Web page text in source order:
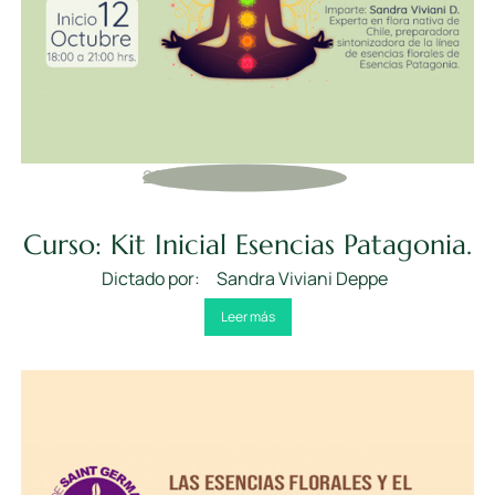
2022 Cursos Anteriores
Curso: Kit Inicial Esencias Patagonia.
Dictado por: Sandra Viviani Deppe
Leer más